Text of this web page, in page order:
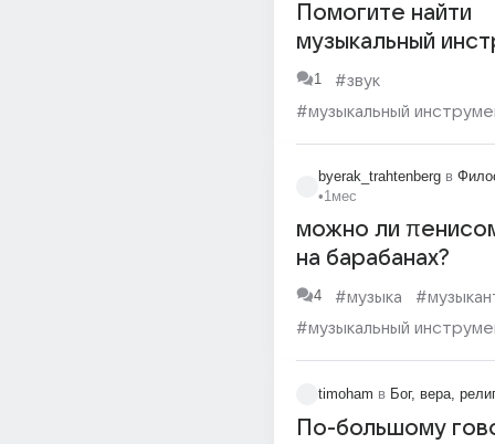
Помогите найти
музыкальный
1
#звук
#музыкальный
byerak_trahtenberg в
•1мес
можно ли
на барабанах?
4 #музыка
#музыкальный
#эрекция
#баллы ЕГЭ
timoham в Бог, вера,
По-большому